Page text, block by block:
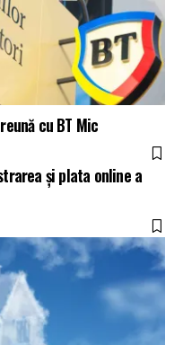
cu BT Mic
şi plata online a